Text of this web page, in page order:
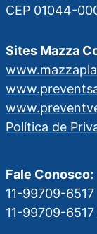
CEP 01044-
Sites Mazza
Política de
Fale Conosco:
11-99709-6517
11-99709-